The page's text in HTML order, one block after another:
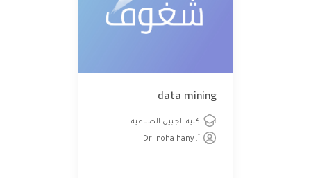
data mining
كلية الجبيل الصناعية
أ. Dr: noha hany